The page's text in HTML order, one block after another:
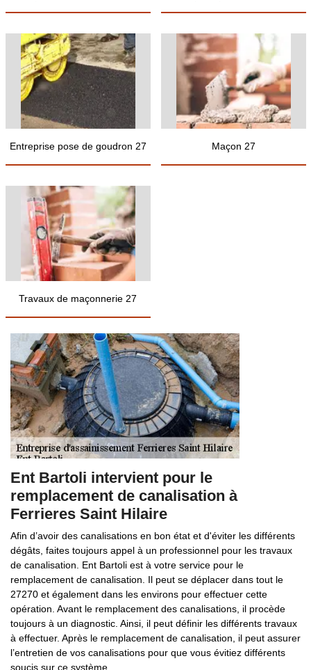
Entreprise pose de goudron 27 Maçon 27
Travaux de maçonnerie 27
Ent Bartoli intervient pour le
remplacement de canalisation à
Ferrieres Saint Hilaire
Afin d’avoir des canalisations en bon état et d'éviter les différents
dégâts, faites toujours appel à un professionnel pour les travaux
de canalisation. Ent Bartoli est à votre service pour le
remplacement de canalisation. Il peut se déplacer dans tout le
27270 et également dans les environs pour effectuer cette
opération. Avant le remplacement des canalisations, il procède
toujours à un diagnostic. Ainsi, il peut définir les différents travaux
à effectuer. Après le remplacement de canalisation, il peut assurer
l’entretien de vos canalisations pour que vous évitiez différents
soucis sur ce système.